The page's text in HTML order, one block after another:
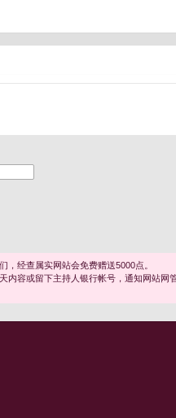
，经查属实网站会免费赠送5000点。
内容或留下主持人银行帐号，通知网站网